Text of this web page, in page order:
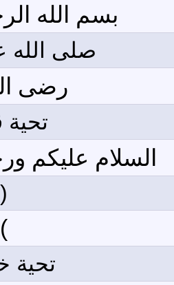
بسم الله
صلى الله
رضى
تحية
السلام عليكم
(
)
تحية